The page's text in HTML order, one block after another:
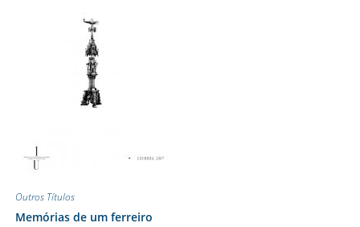
Outros Títulos
Memórias de um ferreiro